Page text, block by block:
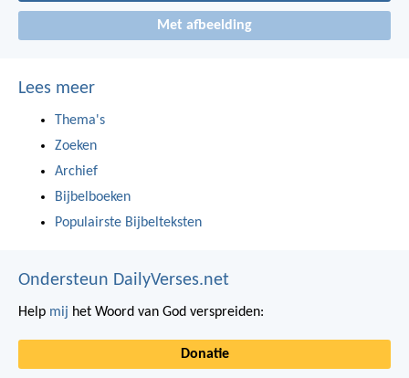
Met afbeelding
Lees meer
Thema's
Zoeken
Archief
Bijbelboeken
Populairste Bijbelteksten
Ondersteun DailyVerses.net
Help mij het Woord van God verspreiden:
Donatie